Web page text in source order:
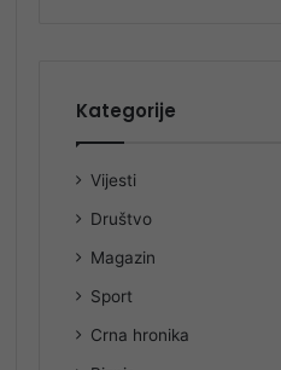
Kategorije
Vijesti
Društvo
Magazin
Sport
Crna hronika